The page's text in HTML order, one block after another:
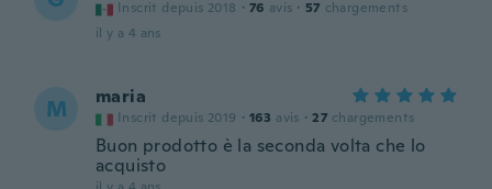
Inscrit depuis 2018 · 76 avis · 57 chargements
il y a 4 ans
M maria
Inscrit depuis 2019 · 163 avis · 27 chargements
Buon prodotto è la seconda volta che lo
acquisto